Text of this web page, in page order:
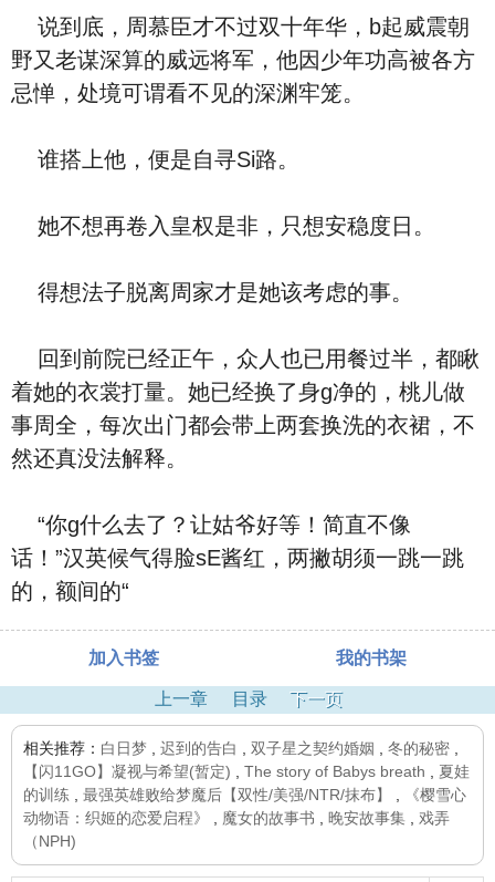
说到底，周慕臣才不过双十年华，b起威震朝
野又老谋深算的威远将军，他因少年功高被各方
忌惮，处境可谓看不见的深渊牢笼。
谁搭上他，便是自寻Si路。
她不想再卷入皇权是非，只想安稳度日。
得想法子脱离周家才是她该考虑的事。
回到前院已经正午，众人也已用餐过半，都瞅
着她的衣裳打量。她已经换了身g净的，桃儿做
事周全，每次出门都会带上两套换洗的衣裙，不
然还真没法解释。
“你g什么去了？让姑爷好等！简直不像
话！”汉英候气得脸sE酱红，两撇胡须一跳一跳
的，额间的“
加入书签 我的书架
上一章 目录 下一页
相关推荐： 白日梦 迟到的告白 双子星之契约婚姻 冬的秘密
【闪11GO】凝视与希望(暂定)
The story of Babys breath
夏娃
的训练
最强英雄败给梦魔后【双性/美强/NTR/抹布】
《樱雪心
动物语：织姬的恋爱启程》
魔女的故事书 晚安故事集
戏弄
（NPH)